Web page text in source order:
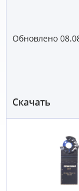
Обновлено
Скачать